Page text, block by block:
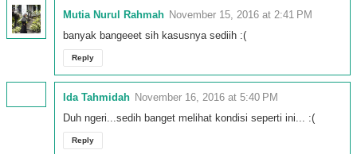
Mutia Nurul Rahmah November 15, 2016 at 2:41 PM
banyak bangeeet sih kasusnya sediih :(
Reply
Ida Tahmidah November 16, 2016 at 5:40 PM
Duh ngeri...sedih banget melihat kondisi seperti ini... :(
Reply